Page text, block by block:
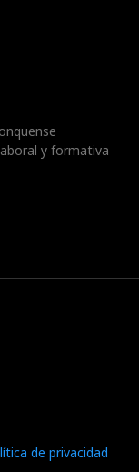
y formativa
de privacidad